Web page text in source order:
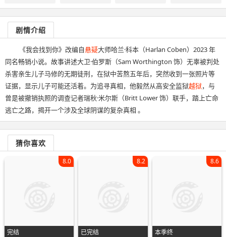
剧情介绍
《我会找到你》改编自悬疑大师哈兰·科本（Harlan Coben）2023 年
同名畅销小说。故事讲述大卫·伯罗斯（Sam Worthington 饰）无辜被判处
杀害亲生儿子马修的无期徒刑，在狱中苦熬五年后，突然收到一张照片等
证据，显示儿子可能还活着。为追寻真相，他毅然从高安全监狱越狱，与
曾是被撤销执照的调查记者瑞秋·米尔斯（Britt Lower 饰）联手，踏上亡命
逃亡之路，揭开一个涉及全球阴谋的复杂真相 。
猜你喜欢
完结
8.0
已完结
8.2
本季终
8.6